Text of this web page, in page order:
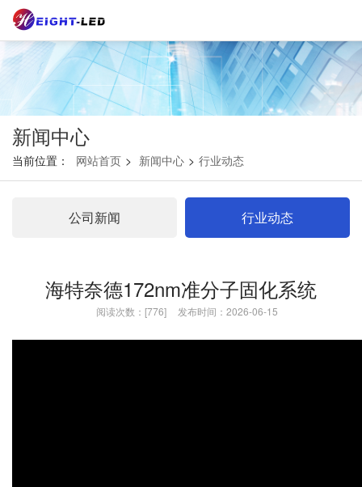
新闻中心
当前位置： 网站首页 > 新闻中心 > 行业动态
公司新闻 行业动态
海特奈德172nm准分子固化系统
阅读次数：[776] 发布时间：2026-06-15